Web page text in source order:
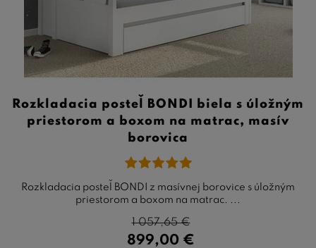
Rozkladacia posteľ BONDI biela s úložným
priestorom a boxom na matrac, masív
borovica
Rozkladacia posteľ BONDI z masívnej borovice s úložným
priestorom a boxom na matrac. ...
899,00 €
1 057,65€